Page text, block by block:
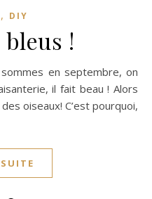
, DIY
!
il fait beau ! Alors
oiseaux! C’est pourquoi,